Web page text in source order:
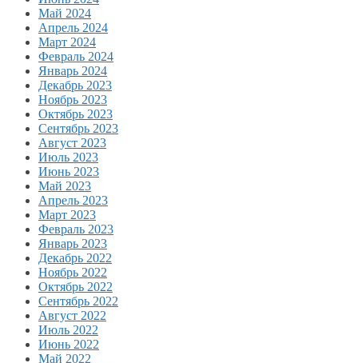
Май 2024
Апрель 2024
Март 2024
Февраль 2024
Январь 2024
Декабрь 2023
Ноябрь 2023
Октябрь 2023
Сентябрь 2023
Август 2023
Июль 2023
Июнь 2023
Май 2023
Апрель 2023
Март 2023
Февраль 2023
Январь 2023
Декабрь 2022
Ноябрь 2022
Октябрь 2022
Сентябрь 2022
Август 2022
Июль 2022
Июнь 2022
Май 2022